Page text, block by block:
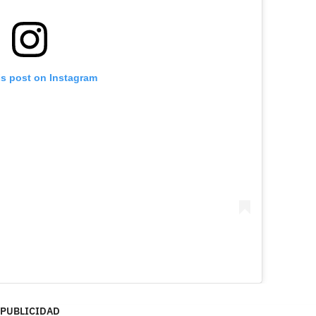
post on Instagram
PUBLICIDAD